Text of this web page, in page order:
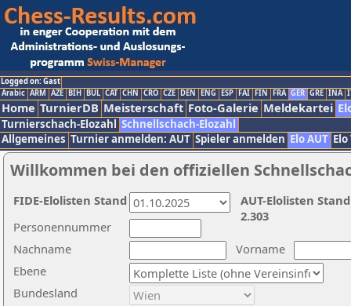
Logged on: Gast
Arabic ARM AZE BIH BUL CAT CHN CRO CZE DEN ENG ESP FAI FIN FRA GER GRE INA
Home TurnierDB Meisterschaft Foto-Galerie Meldekartei
Turnierschach-Elozahl Schnellschach-Elozahl
Allgemeines Turnier anmelden: AUT Spieler anmelden Elo AUT
Willkommen bei den offiziellen
Nachname
Vorname
Ebene
Personennummer
Bundesland
AUT-Elolisten
2.303
FIDE-Elolisten Stand